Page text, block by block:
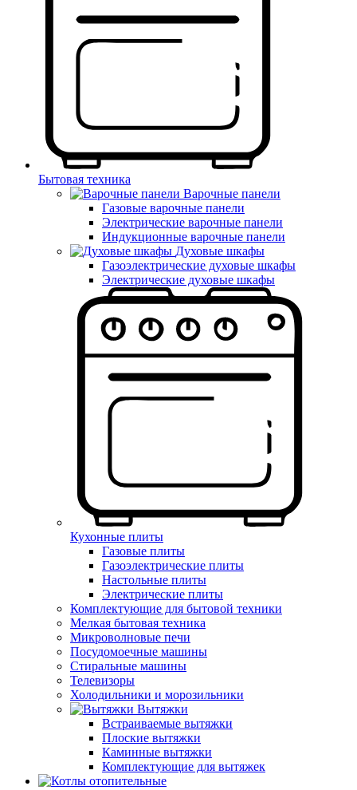
Бытовая техника
Варочные панели
Газовые варочные панели
Электрические варочные панели
Индукционные варочные панели
Духовые шкафы
Газоэлектрические духовые шкафы
Электрические духовые шкафы
Кухонные плиты
Газовые плиты
Газоэлектрические плиты
Настольные плиты
Электрические плиты
Комплектующие для бытовой техники
Мелкая бытовая техника
Микроволновые печи
Посудомоечные машины
Стиральные машины
Телевизоры
Холодильники и морозильники
Вытяжки
Встраиваемые вытяжки
Плоские вытяжки
Каминные вытяжки
Комплектующие для вытяжек